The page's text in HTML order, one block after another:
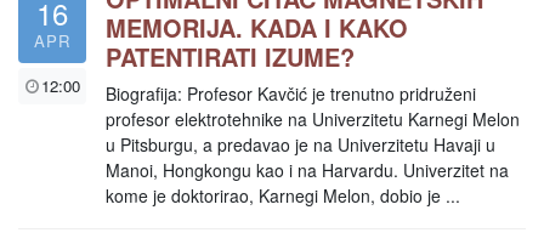
16
APR
12:00
MEMORIJA. KADA I KAKO
PATENTIRATI IZUME?
Biografija: Profesor Kavčić je trenutno pridruženi
profesor elektrotehnike na Univerzitetu Karnegi Melon
u Pitsburgu, a predavao je na Univerzitetu Havaji u
Manoi, Hongkongu kao i na Harvardu. Univerzitet na
kome je doktorirao, Karnegi Melon, dobio je ...